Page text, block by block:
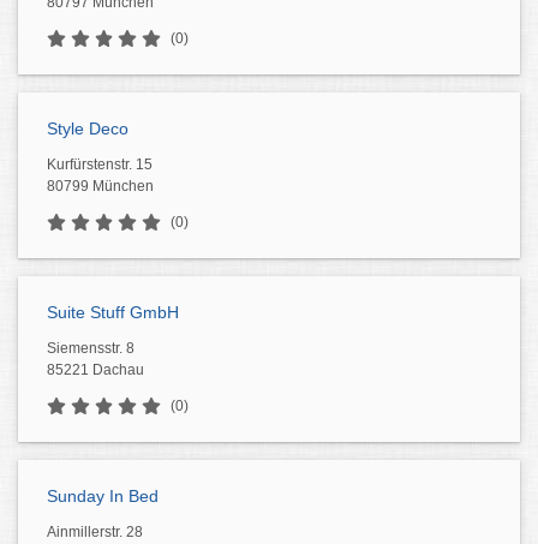
(0)
Style Deco
Kurfürstenstr. 15
80799 München
(0)
Suite Stuff GmbH
Siemensstr. 8
85221 Dachau
(0)
Sunday In Bed
Ainmillerstr. 28